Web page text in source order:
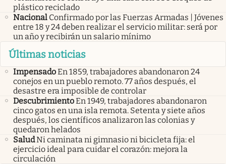
plástico reciclado
Nacional Confirmado por las Fuerzas Armadas | Jóvenes
entre 18 y 24 deben realizar el servicio militar: será por
un año y recibirán un salario mínimo
Últimas noticias
ImpensadoEn 1859, trabajadores abandonaron 24
conejos en un pueblo remoto. 77 años después, el
desastre era imposible de controlar
DescubrimientoEn 1949, trabajadores abandonaron
cinco gatos en una isla remota. Setenta y siete años
después, los científicos analizaron las colonias y
quedaron helados
SaludNi caminata ni gimnasio ni bicicleta fija: el
ejercicio ideal para cuidar el corazón: mejora la
circulación